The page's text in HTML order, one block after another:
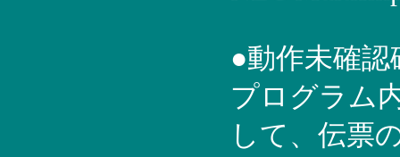
●動作未確
プログラム
して、伝票